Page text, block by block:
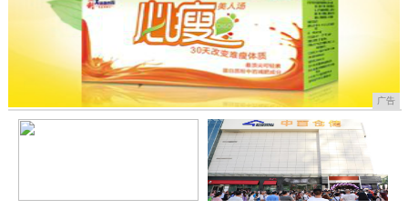
广告